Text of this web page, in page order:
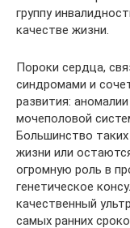
группу
качестве жизни.
Пороки сердца,
синдромами и
развития:
мочеполовой
Большинство
жизни или
огромную роль в
генетическое
качественный
самых ранних